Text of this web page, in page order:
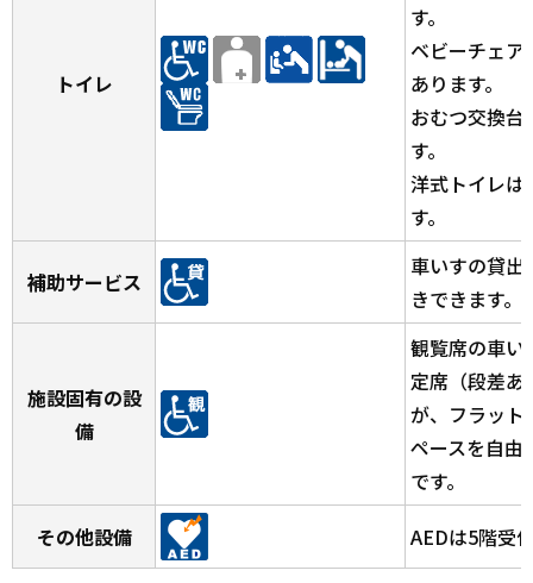
トイレ
す。
ベビーチェア
あります。
おむつ交換台
す。
洋式トイレは
す。
補助サービス
車いすの貸出
きできます。
施設固有の設
備
観覧席の車い
定席（段差あ
が、フラット
ペースを自由
です。
その他設備
AEDは5階受